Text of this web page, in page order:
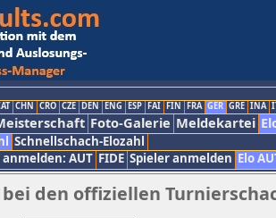
CHN CRO CZE DEN ENG ESP FAI FIN FRA GER GRE INA
Foto-Galerie Meldekartei
Schnellschach-Elozahl
AUT FIDE Spieler anmelden Elo
den offiziellen